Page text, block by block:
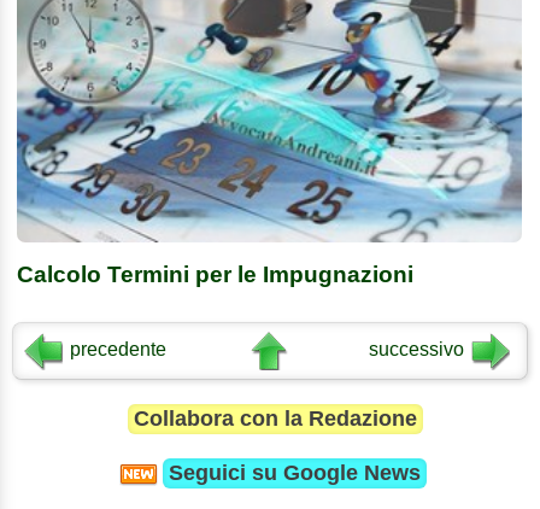
Calcolo Termini per le Impugnazioni
precedente successivo
Collabora con la Redazione
Seguici su Google News